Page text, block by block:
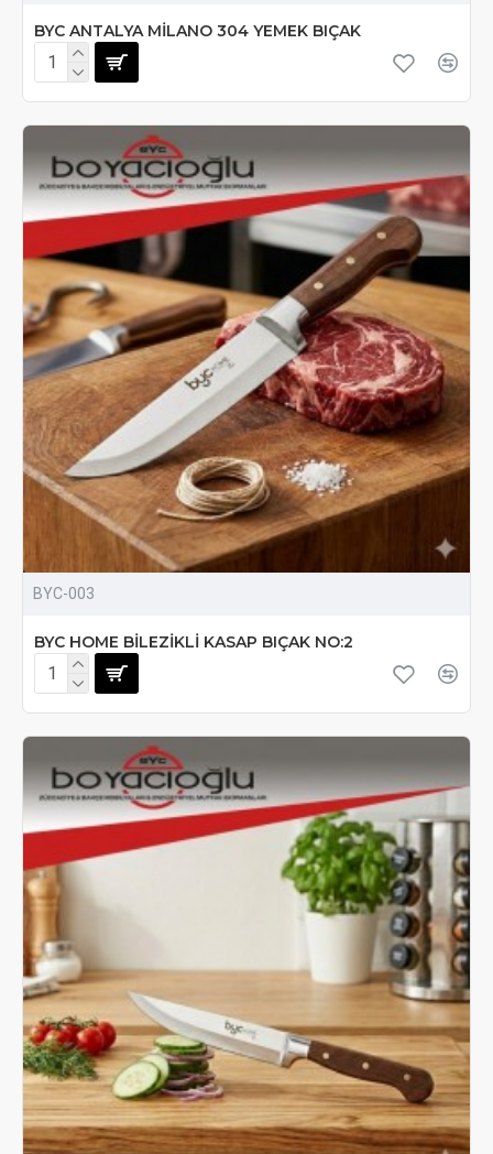
BYC ANTALYA MİLANO 304 YEMEK BIÇAK
BYC-003
BYC HOME BİLEZİKLİ KASAP BIÇAK NO:2